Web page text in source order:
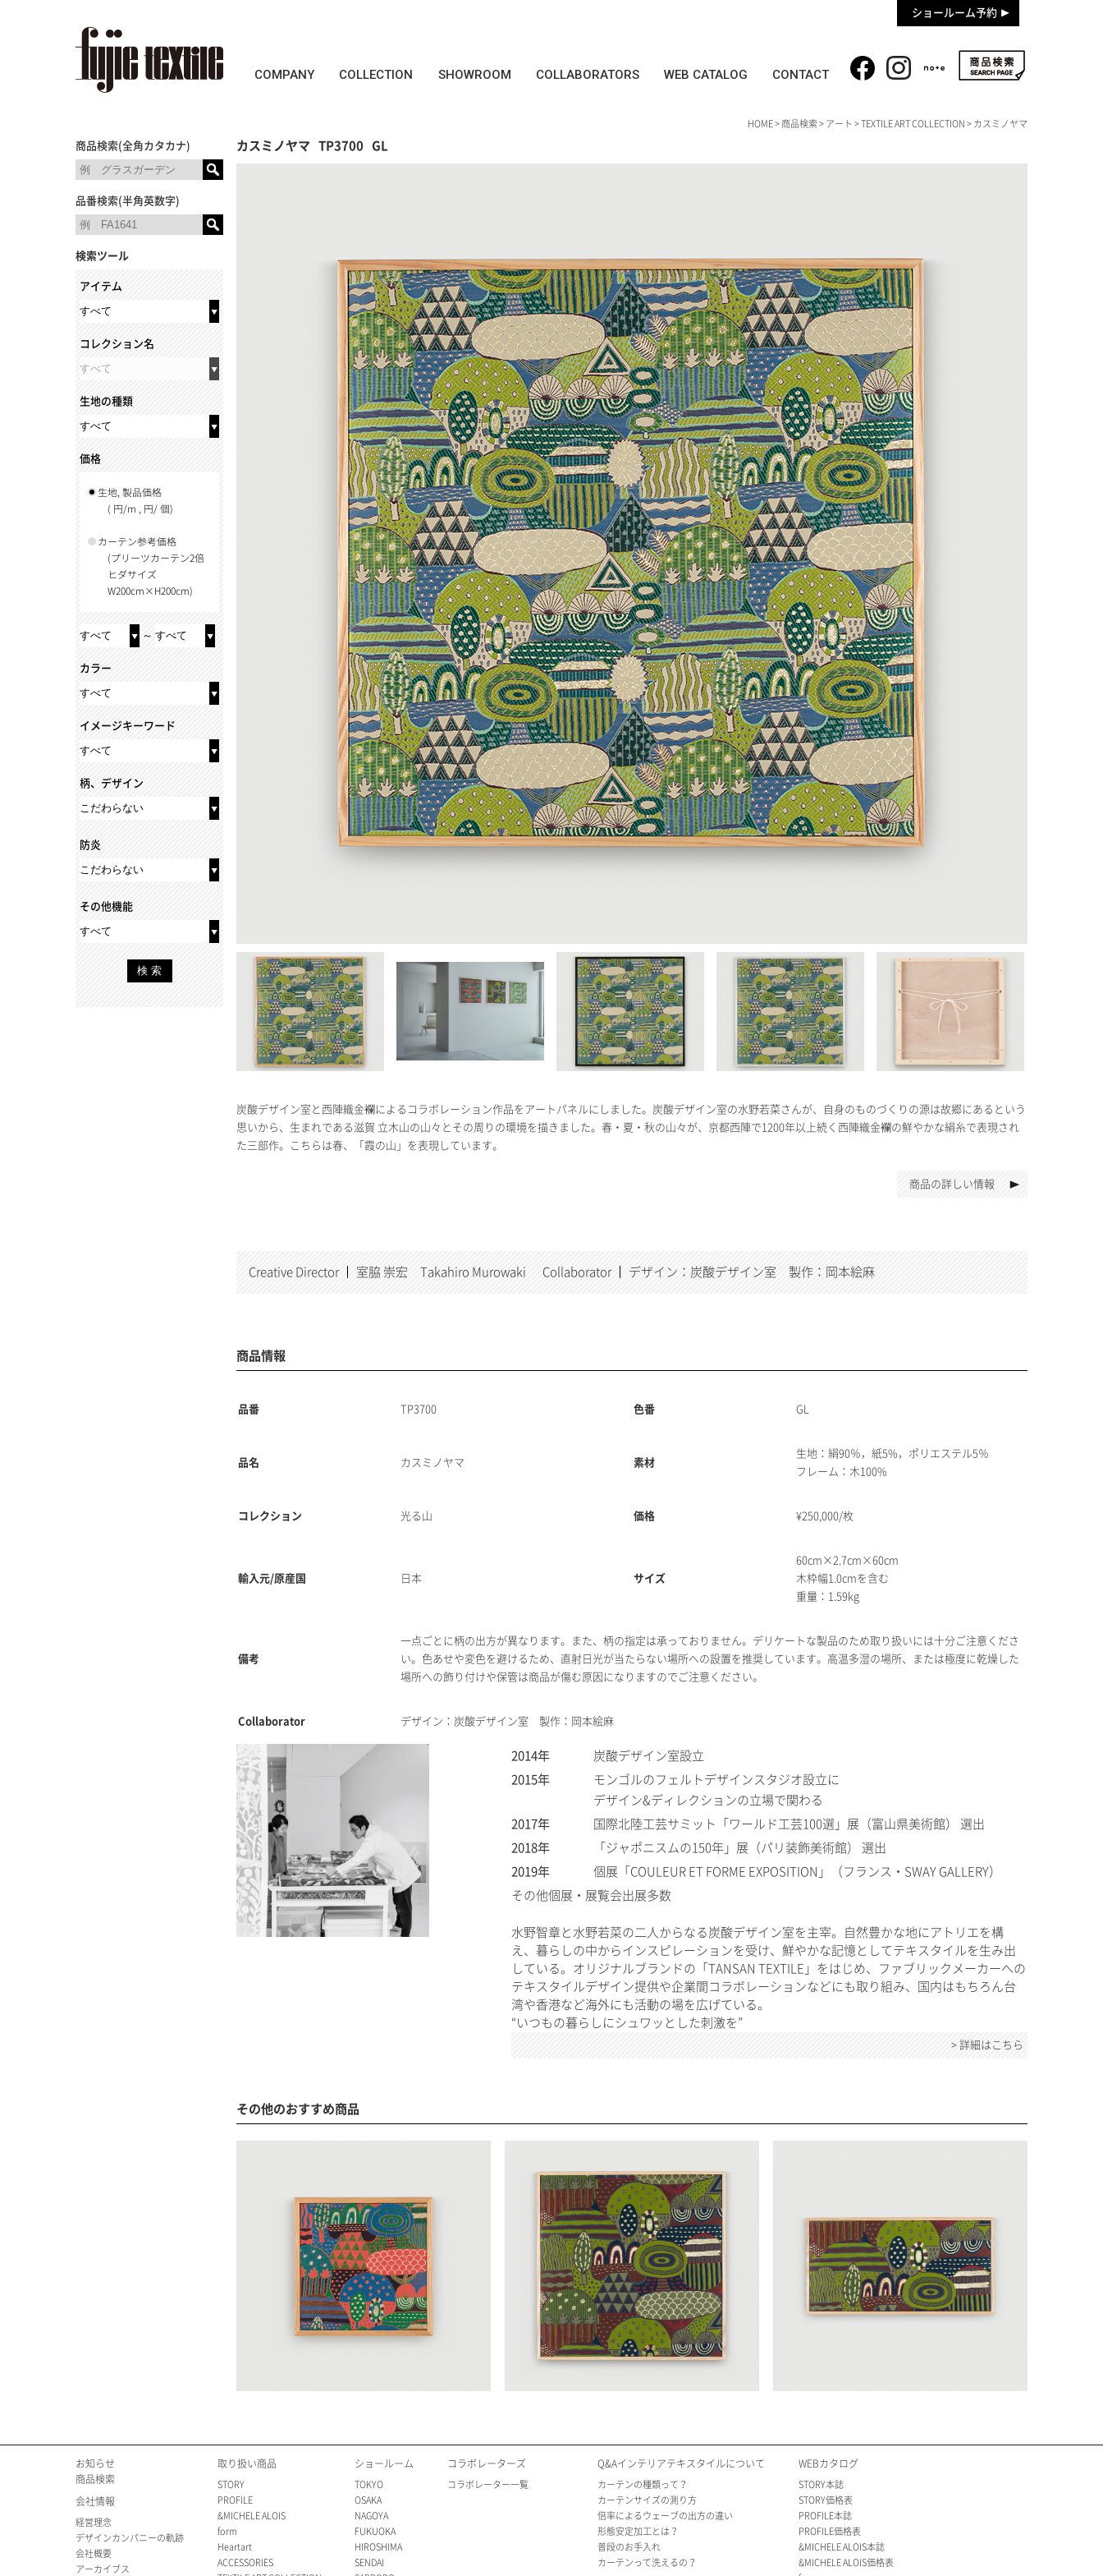
ショールーム予約
COMPANY COLLECTION SHOWROOM COLLABORATORS WEB CATALOG CONTACT
HOME> 商品検索> アート >TEXTILE ART COLLECTION > カスミノヤマ
カスミノヤマ TP3700 GL
炭酸デザイン室と西陣織金襴によるコラボレーション作品をアートパネルにしました。炭酸デザイン室の水野若菜さんが、自身のものづくりの源は故郷にあるという
思いから、生まれである滋賀 立木山の山々とその周りの環境を描きました。春・夏・秋の山々が、京都西陣で1200年以上続く西陣織金襴の鮮やかな絹糸で表現され
た三部作。こちらは春、「霞の山」を表現しています。
商品の詳しい情報
Creative Director 室脇 崇宏 Takahiro Murowaki Collaborator デザイン：炭酸デザイン室 製作：岡本絵麻
商品情報
品番 TP3700 色番 GL
品名 カスミノヤマ 素材
生地：絹90％，紙5%，ポリエステル5％
フレーム：木100%
コレクション 光る山 価格 ¥250,000/枚
輸入元/原産国 日本 サイズ
60cm×2.7cm×60cm
木枠幅1.0cmを含む
重量：1.59kg
備考
一点ごとに柄の出方が異なります。また、柄の指定は承っておりません。デリケートな製品のため取り扱いには十分ご注意くださ
い。色あせや変色を避けるため、直射日光が当たらない場所への設置を推奨しています。高温多湿の場所、または極度に乾燥した
場所への飾り付けや保管は商品が傷む原因になりますのでご注意ください。
Collaborator デザイン：炭酸デザイン室 製作：岡本絵麻
2014年
炭酸デザイン室設立
2015年
モンゴルのフェルトデザインスタジオ設立に
デザイン&ディレクションの立場で関わる
2017年
国際北陸工芸サミット「ワールド工芸100選」展（富山県美術館） 選出
2018年
「ジャポニスムの150年」展（パリ装飾美術館） 選出
2019年
個展「COULEUR ET FORME EXPOSITION」（フランス・SWAY GALLERY）
その他個展・展覧会出展多数
水野智章と水野若菜の二人からなる炭酸デザイン室を主宰。自然豊かな地にアトリエを構
え、暮らしの中からインスピレーションを受け、鮮やかな記憶としてテキスタイルを生み出
している。オリジナルブランドの「TANSAN TEXTILE」をはじめ、ファブリックメーカーへの
テキスタイルデザイン提供や企業間コラボレーションなどにも取り組み、国内はもちろん台
湾や香港など海外にも活動の場を広げている。
“いつもの暮らしにシュワッとした刺激を”
> 詳細はこちら
その他のおすすめ商品
商品検索(全角カタカナ)
品番検索(半角英数字)
検索ツール
アイテム
コレクション名
生地の種類
価格
生地, 製品価格
( 円/m , 円/ 個)
カーテン参考価格
(プリーツカーテン2倍
ヒダサイズ
W200cm×H200cm)
～
カラー
イメージキーワード
柄、デザイン
防炎
その他機能
お知らせ
商品検索
会社情報
経営理念
デザインカンパニーの軌跡
会社概要
アーカイブス
取り扱い商品
STORY
PROFILE
&MICHELE ALOIS
form
Heartart
ACCESSORIES
ショールーム
TOKYO
OSAKA
NAGOYA
FUKUOKA
HIROSHIMA
SENDAI
コラボレーターズ
コラボレーター一覧
Q&Aインテリアテキスタイルについて
カーテンの種類って？
カーテンサイズの測り方
倍率によるウェーブの出方の違い
形態安定加工とは？
普段のお手入れ
カーテンって洗えるの？
WEBカタログ
STORY本誌
STORY価格表
PROFILE本誌
PROFILE価格表
&MICHELE ALOIS本誌
&MICHELE ALOIS価格表